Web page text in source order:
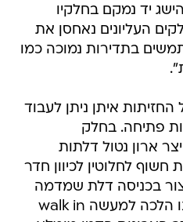
יד נמקם בחלקיו
העליונים נאחסן את
בתדירות נמוכה כמו
איתן ניתן לעבוד
פתיחה. בחלק
ארון נטול דלתות
חשוף לחלוטין לכיוון חדר
בכניסה דלת שמדמה
חזית של ארון וכך נוצר לנו הלכה למעשה walk in